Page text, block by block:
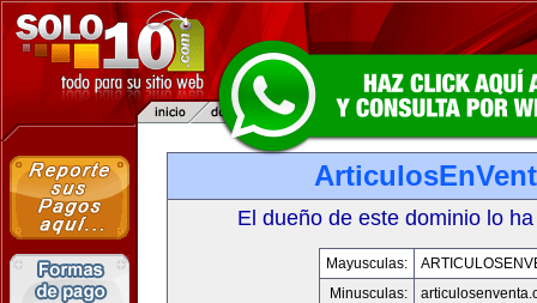
El dueño de este dominio lo
Mayusculas:
Minusculas: